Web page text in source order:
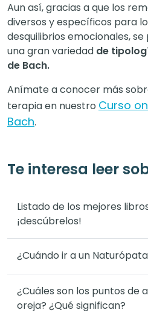
Aun así, gracias a que los
diversos y específicos para
desquilibrios emocionales,
una gran variedad de
de Bach.
Anímate a conocer más
terapia en nuestro Curso
Bach.
Te interesa leer
Listado de los mejores
¡descúbrelos!
¿Cuándo ir a un
¿Cuáles son los puntos de
oreja? ¿Qué significan?